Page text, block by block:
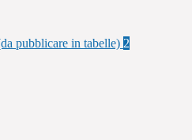
pubblicare in tabelle) 2